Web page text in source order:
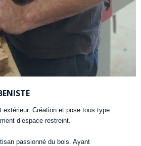
extérieur. Création et pose tous type
d’espace restreint.
passionné du bois. Ayant